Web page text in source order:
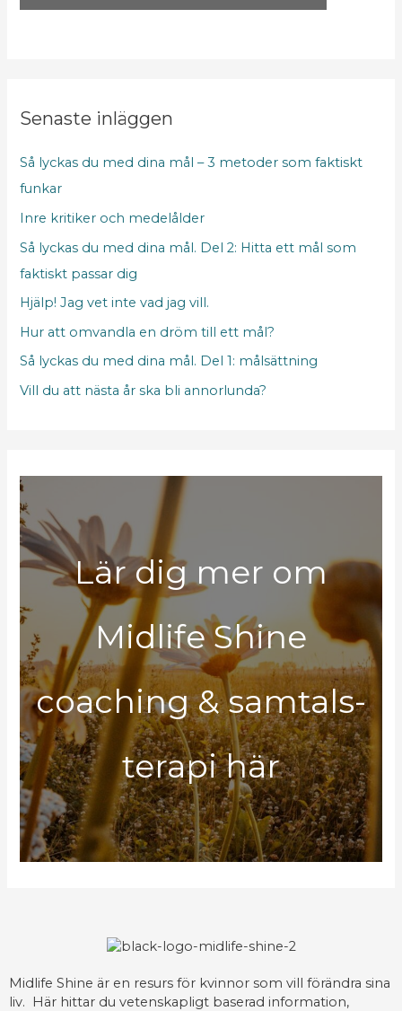
K
s
u
t
o
r
Senaste inläggen
Så lyckas du med dina mål – 3 metoder som faktiskt
funkar
Inre kritiker och medelålder
Så lyckas du med dina mål. Del 2: Hitta ett mål som
faktiskt passar dig
Hjälp! Jag vet inte vad jag vill.
Hur att omvandla en dröm till ett mål?
Så lyckas du med dina mål. Del 1: målsättning
Vill du att nästa år ska bli annorlunda?
Lär dig mer om
Midlife Shine
coaching & samtals-
terapi här
Midlife Shine är en resurs för kvinnor som vill förändra sina
liv. Här hittar du vetenskapligt baserad information,